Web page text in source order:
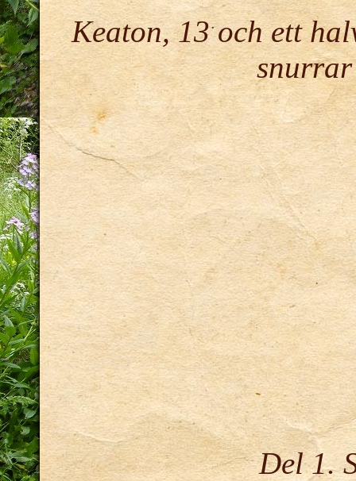
Keaton, 13 och ett
Del 1.